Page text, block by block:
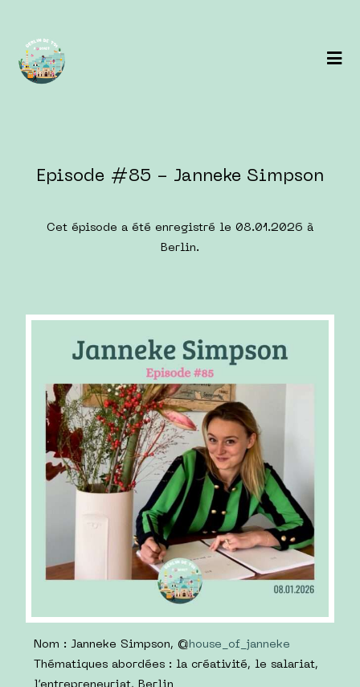
Episode #85 - Janneke Simpson
Cet épisode a été enregistré le 08.01.2026 à
Berlin.
Nom : Janneke Simpson, @ house_of_janneke
Thématiques abordées : la créativité, le salariat,